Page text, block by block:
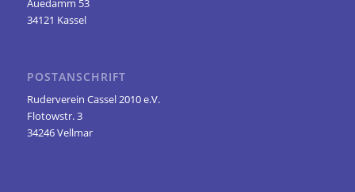
Auedamm 53
34121 Kassel
POSTANSCHRIFT
Ruderverein Cassel 2010 e.V.
Flotowstr. 3
34246 Vellmar